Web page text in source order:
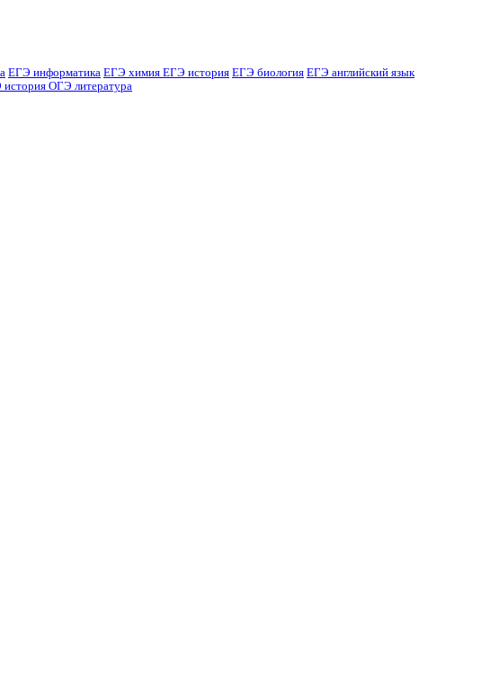
ЕГЭ информатика ЕГЭ химия ЕГЭ история ЕГЭ биология ЕГЭ английский язык
ОГЭ литература